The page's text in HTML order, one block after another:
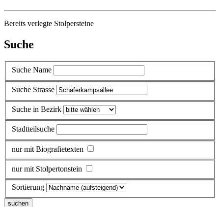
Bereits verlegte Stolpersteine
Suche
Suche Name
Suche Strasse
Suche in Bezirk
Stadtteilsuche
nur mit Biografietexten
nur mit Stolpertonstein
Sortierung